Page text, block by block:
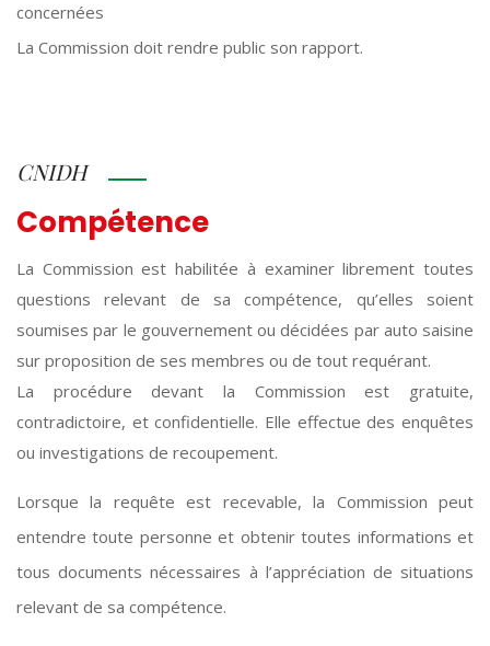
concernées
La Commission doit rendre public son rapport.
CNIDH
Compétence
La Commission est habilitée à examiner librement toutes
questions relevant de sa compétence, qu’elles soient
soumises par le gouvernement ou décidées par auto saisine
sur proposition de ses membres ou de tout requérant.
La procédure devant la Commission est gratuite,
contradictoire, et confidentielle. Elle effectue des enquêtes
ou investigations de recoupement.
Lorsque la requête est recevable, la Commission peut
entendre toute personne et obtenir toutes informations et
tous documents nécessaires à l’appréciation de situations
relevant de sa compétence.